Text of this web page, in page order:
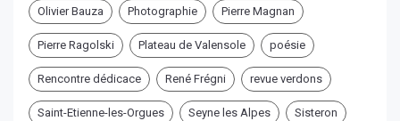
Olivier Bauza Photographie Pierre Magnan
Pierre Ragolski Plateau de Valensole poésie
Rencontre dédicace René Frégni revue verdons
Saint-Etienne-les-Orgues Seyne les Alpes Sisteron